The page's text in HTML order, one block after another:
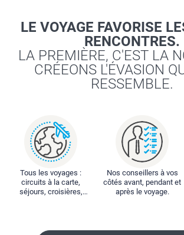
LE VOYAGE FAVORISE
RENCONTRES.
LA PREMIÈRE, C'EST LA
CRÉEONS L'ÉVASION
RESSEMBLE.
Tous les voyages :
circuits à la carte,
séjours, croisières,
Nos conseillers à vos
côtés avant, pendant et
après le voyage.